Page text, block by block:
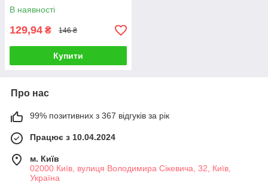
В наявності
129,94 ₴ 146 ₴
Купити
Про нас
99% позитивних з 367 відгуків за рік
Працює з 10.04.2024
м. Київ
02000 Київ, вулиця Володимира Сікевича, 32, Київ,
Україна